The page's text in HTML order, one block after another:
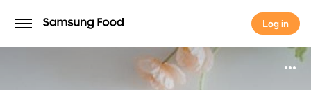
Log in
Log in